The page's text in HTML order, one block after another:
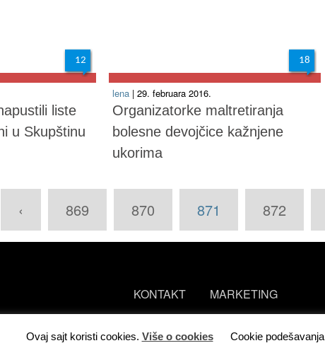
12
liste
u Skupštinu
18
lena | 29. februara 2016.
Organizatorke maltretiranja
bolesne devojčice kažnjene
ukorima
‹ 869 870 871 872
KONTAKT MARKETING
Ovaj sajt koristi cookies. Više o cookies Cookie podešavanja